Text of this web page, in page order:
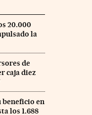
20.000
la
de
caja diez
en
los 1.688